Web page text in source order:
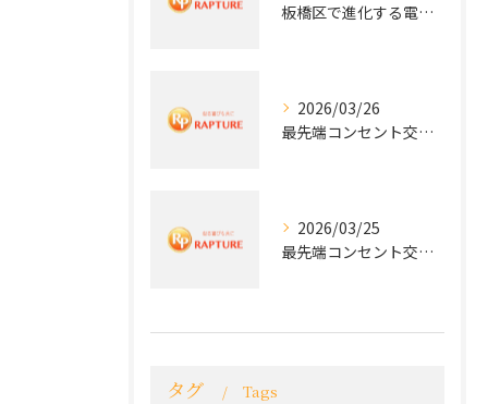
板橋区で進化する電気工事と最新コンセント交換技術
2026/03/26
最先端コンセント交換で快適な生活を実現する電気工事の技術
2026/03/25
最先端コンセント交換で実現する安全と快適な住環境
タグ Tags